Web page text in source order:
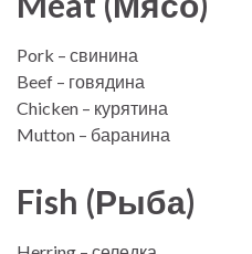
Pork – свинина
Beef – говядина
Chicken – курятина
Mutton – баранина
Fish (Рыба)